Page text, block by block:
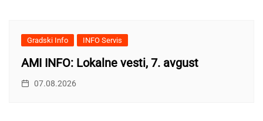
Gradski Info INFO Servis
AMI INFO: Lokalne vesti, 7. avgust
07.08.2026